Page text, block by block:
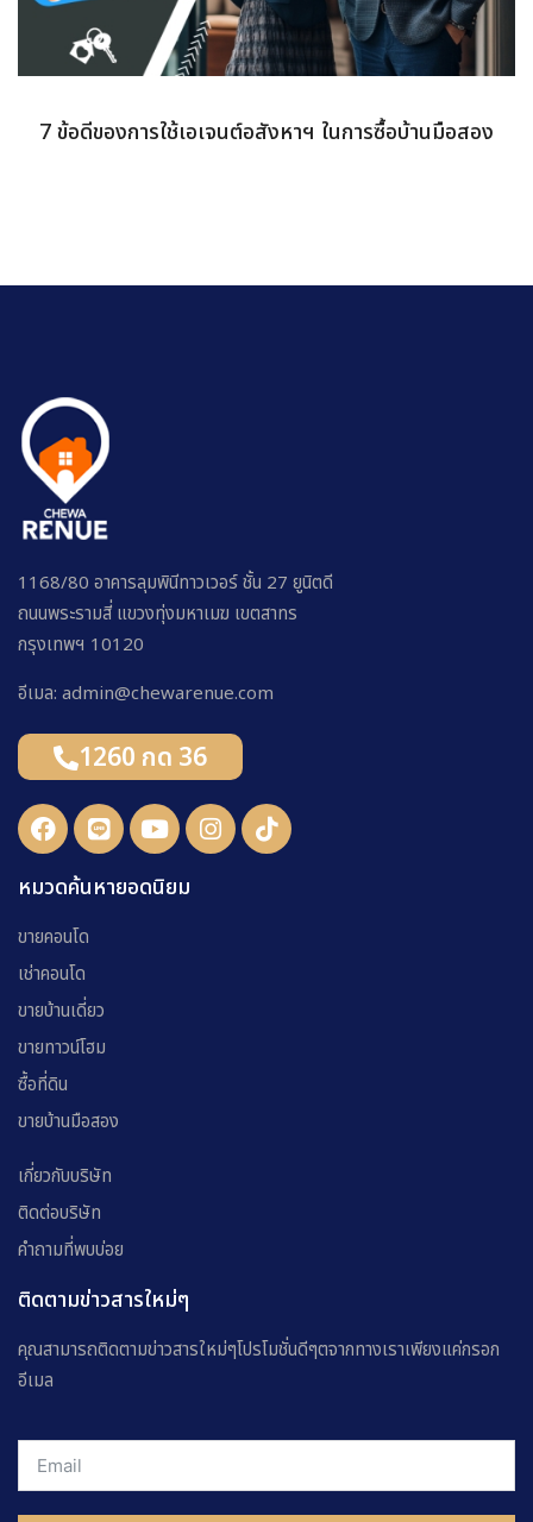
7 สิ่งที่คุณควรทำเพื่อกู้บ้านผ่านไปได้อย่างราบรื่น
1168/80 อาคารลุมพินีทาวเวอร์ ชั้น 27 ยูนิตดี
ถนนพระรามสี่ แขวงทุ่งมหาเมฆ เขตสาทร
กรุงเทพฯ 10120
อีเมล: admin@chewarenue.com
1260 กด 36
หมวดค้นหายอดนิยม
ขายคอนโด
เช่าคอนโด
ขายบ้านเดี่ยว
ขายทาวน์โฮม
ซื้อที่ดิน
ขายบ้านมือสอง
เกี่ยวกับบริษัท
ติดต่อบริษัท
คำถามที่พบบ่อย
ติดตามข่าวสารใหม่ๆ
คุณสามารถติดตามข่าวสารใหม่ๆโปรโมชั่นดีๆตจากทางเราเพียงแค่กรอก
อีเมล